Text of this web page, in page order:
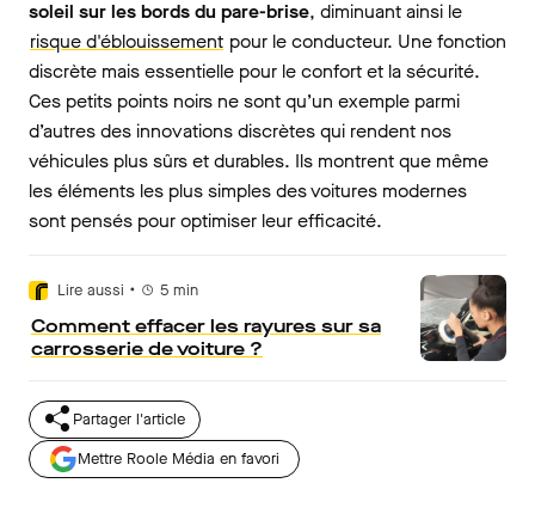
soleil sur les bords du pare-brise, diminuant ainsi le
risque d'éblouissement pour le conducteur. Une fonction
discrète mais essentielle pour le confort et la sécurité.
Ces petits points noirs ne sont qu’un exemple parmi
d’autres des innovations discrètes qui rendent nos
véhicules plus sûrs et durables. Ils montrent que même
les éléments les plus simples des voitures modernes
sont pensés pour optimiser leur efficacité.
Lire aussi • 5 min
Comment effacer les rayures sur sa
carrosserie de voiture ?
Partager l'article
Mettre Roole Média en favori